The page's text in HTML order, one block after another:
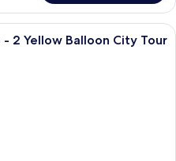
Kaliteli yatak takımı, kuştüyü yorgan,
- 2 Yellow Balloon City Tour